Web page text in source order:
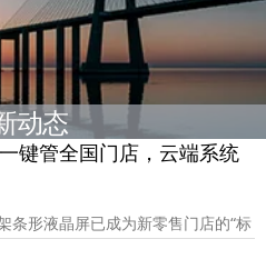
动态
键管全国门店，云端系统
条形液晶屏已成为新零售门店的“标
连锁品牌……